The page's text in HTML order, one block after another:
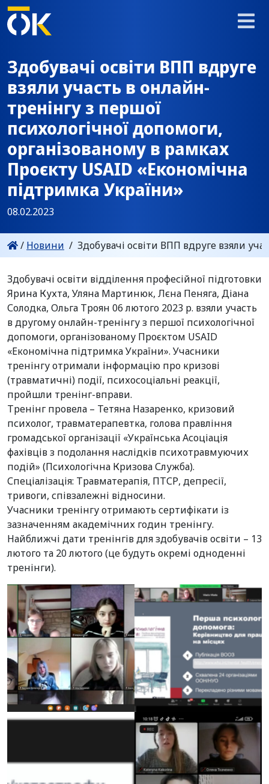
Здобувачі освіти ВПП вдруге
взяли участь в онлайн-
тренінгу з першої
психологічної допомоги,
організованому в рамках
Проєкту USAID «Економічна
підтримка України»
08.02.2023
/ Новини / Здобувачі освіти ВПП вдруге взяли
Здобувачі освіти відділення професійної підготовки
Ярина Кухта, Уляна Мартинюк, Лєна Пеняга, Діана
Солодка, Ольга Троян 06 лютого 2023 р. взяли участь
в другому онлайн-тренінгу з першої психологічної
допомоги, організованому Проєктом USAID
«Економічна підтримка України». Учасники
тренінгу отримали інформацію про кризові
(травматичні) події, психосоціальні реакції,
пройшли тренінг-вправи.
Тренінг провела – Тетяна Назаренко, кризовий
психолог, травматерапевтка, голова правління
громадської організації «Українська Асоціація
фахівців з подолання наслідків психотравмуючих
подій» (Психологічна Кризова Служба).
Спеціалізація: Травматерапія, ПТСР, депресії,
тривоги, співзалежні відносини.
Учасники тренінгу отримають сертифікати із
зазначенням академічних годин тренінгу.
Найближчі дати тренінгів для здобувачів освіти – 13
лютого та 20 лютого (це будуть окремі одноденні
тренінги).